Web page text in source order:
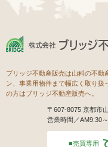
ブリッジ不動産販売は山科の不動
ン、事業用物件まで幅広く取り扱
の方はブリッジ不動産販売へ。
〒607-8075 京都市
営業時間／AM9:30
売買専用